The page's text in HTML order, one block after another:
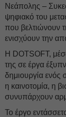
Νεάπολης –
ψηφιακό του
που βελτιώνουν
ενισχύουν την
Η DOTSOFT,
της σε έργα
δημιουργία ενός
η καινοτομία, η
συνυπάρχουν
Το έργο